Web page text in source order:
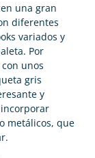
una gran
diferentes
variados y
Por
unos
gris
y
metálicos, que